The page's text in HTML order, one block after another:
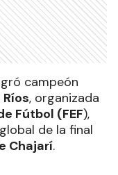
campeón
, organizada
Fútbol (FEF),
de la final
Chajarí.